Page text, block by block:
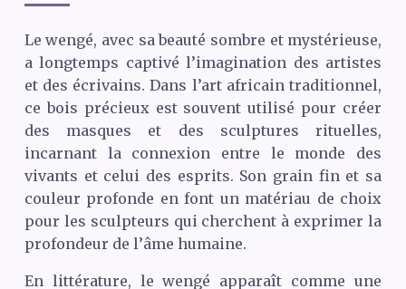
Le wengé, avec sa beauté sombre et mystérieuse,
a longtemps captivé l’imagination des artistes
et des écrivains. Dans l’art africain traditionnel,
ce bois précieux est souvent utilisé pour créer
des masques et des sculptures rituelles,
incarnant la connexion entre le monde des
vivants et celui des esprits. Son grain fin et sa
couleur profonde en font un matériau de choix
pour les sculpteurs qui cherchent à exprimer la
profondeur de l’âme humaine.
En littérature, le wengé apparaît comme une